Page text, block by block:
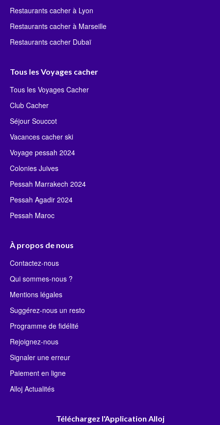
Restaurants cacher à Lyon
Restaurants cacher à Marseille
Restaurants cacher Dubaï
Tous les Voyages cacher
Tous les Voyages Cacher
Club Cacher
Séjour Souccot
Vacances cacher ski
Voyage pessah 2024
Colonies Juives
Pessah Marrakech 2024
Pessah Agadir 2024
Pessah Maroc
À propos de nous
Contactez-nous
Qui sommes-nous ?
Mentions légales
Suggérez-nous un resto
Programme de fidélité
Rejoignez-nous
Signaler une erreur
Paiement en ligne
Alloj Actualités
Téléchargez l'Application Alloj